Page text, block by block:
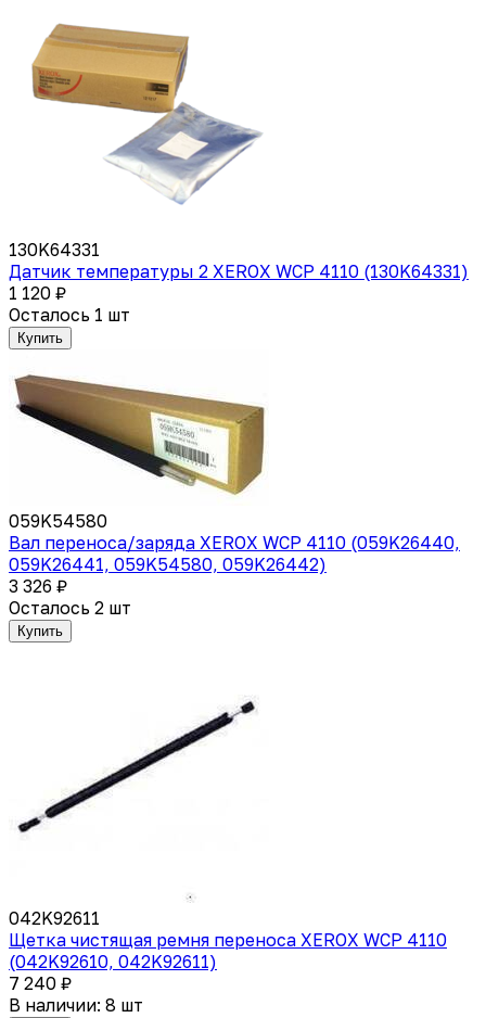
130K64331
Датчик температуры 2 XEROX WCP 4110 (130K64331)
1 120 ₽
Осталось 1 шт
Купить
059K54580
Вал переноса/заряда XEROX WCP 4110 (059K26440,
059K26441, 059K54580, 059K26442)
3 326 ₽
Осталось 2 шт
Купить
042K92611
Щетка чистящая ремня переноса XEROX WCP 4110
(042K92610, 042K92611)
7 240 ₽
В наличии: 8 шт